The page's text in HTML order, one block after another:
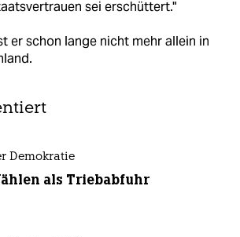
sei erschüttert."
er schon lange nicht mehr allein in
Demokratie
als Triebabfuhr